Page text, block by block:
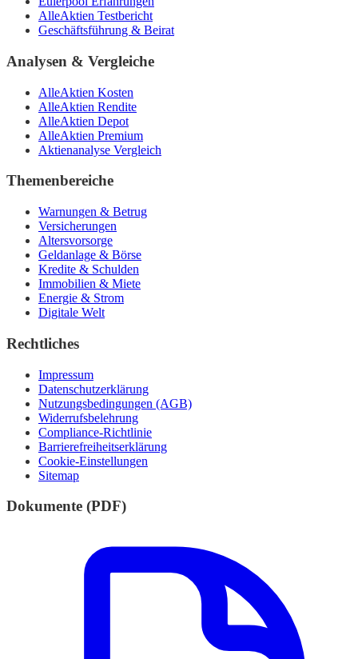
AlleAktien Testbericht
Geschäftsführung & Beirat
Analysen & Vergleiche
AlleAktien Kosten
AlleAktien Rendite
AlleAktien Depot
AlleAktien Premium
Aktienanalyse Vergleich
Themenbereiche
Warnungen & Betrug
Versicherungen
Altersvorsorge
Geldanlage & Börse
Kredite & Schulden
Immobilien & Miete
Energie & Strom
Digitale Welt
Rechtliches
Impressum
Datenschutzerklärung
Nutzungsbedingungen (AGB)
Widerrufsbelehrung
Compliance-Richtlinie
Barrierefreiheitserklärung
Cookie-Einstellungen
Sitemap
Dokumente (PDF)